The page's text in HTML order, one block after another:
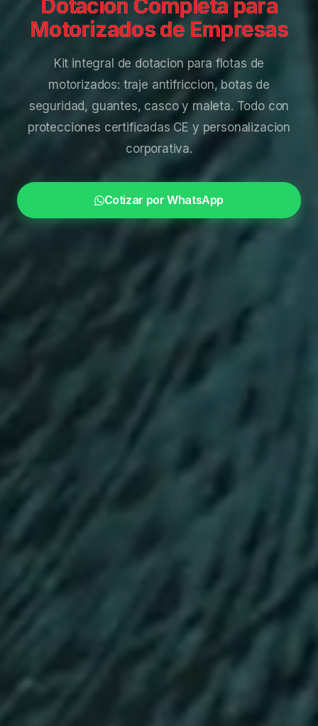
Dotacion Completa para
Motorizados de Empresas
Kit integral de dotacion para flotas de
motorizados: traje antifriccion, botas de
seguridad, guantes, casco y maleta. Todo con
protecciones certificadas CE y personalizacion
corporativa.
Cotizar por WhatsApp